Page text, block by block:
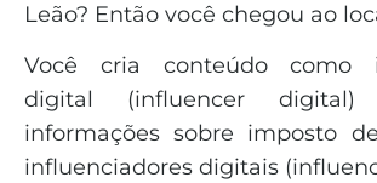
Leão? Então você chegou ao
Você cria conteúdo como
digital (influencer
informações sobre imposto
influenciadores digitais